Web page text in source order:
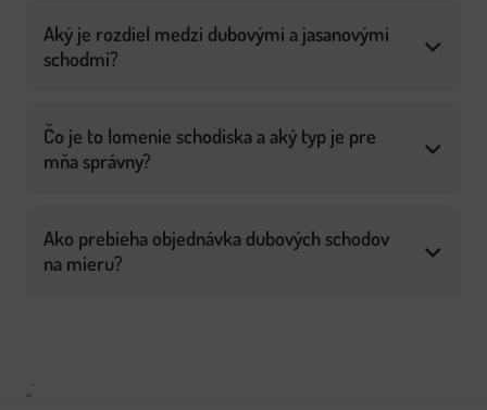
Aký je rozdiel medzi dubovými a jasanovými
schodmi?
Čo je to lomenie schodiska a aký typ je pre
mňa správny?
Ako prebieha objednávka dubových schodov
na mieru?
„`